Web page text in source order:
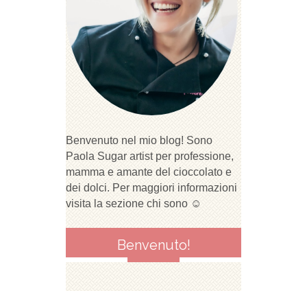
Benvenuto nel mio blog! Sono
Paola Sugar artist per professione,
mamma e amante del cioccolato e
dei dolci. Per maggiori informazioni
visita la sezione chi sono ☺
Benvenuto!